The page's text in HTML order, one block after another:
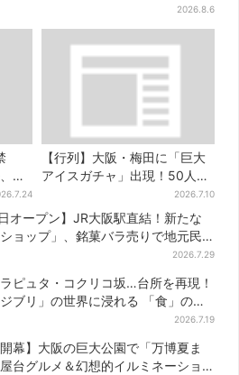
2026.8.6
公
を
【行列】大阪・梅田に「巨大
アイスガチャ」出現！50人以
上が列…初日は即終了、残る
開催日は？
2026.7.10
オープン】JR大阪駅直結！新たな
ショップ」、銘菓バラ売りで地元民
2026.7.29
ピュタ・コクリコ坂…台所を再現！
ブリ」の世界に浸れる 「食」の展
2026.7.19
開幕】大阪の巨大公園で「万博夏ま
台グルメ＆幻想的イルミネーショ